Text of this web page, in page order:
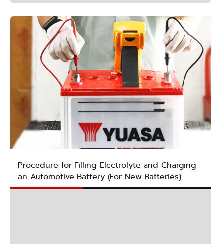
Procedure for Filling Electrolyte and Charging
an Automotive Battery (For New Batteries)